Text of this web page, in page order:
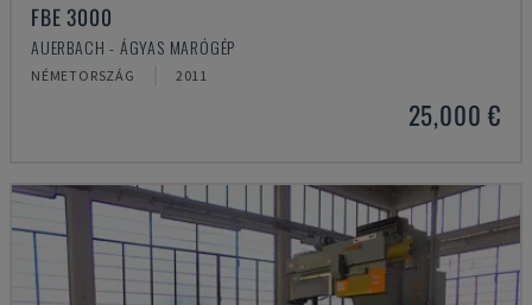
FBE 3000
AUERBACH - ÁGYAS MARÓGÉP
NÉMETORSZÁG 2011
25,000 €